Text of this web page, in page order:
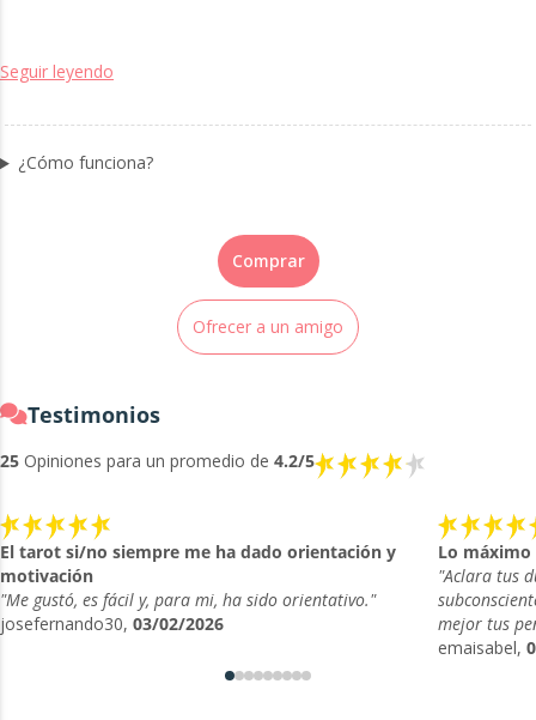
Seguir leyendo
¿Cómo funciona?
Comprar
Ofrecer a un amigo
Testimonios
25 Opiniones para un promedio de 4.2/5
El tarot si/no siempre me ha dado orientación y
motivación
"Me gustó, es fácil y, para mi, ha sido orientativo."
josefernando30, 03/02/2026
Lo máximo
"Aclara tus
mejor tus
emaisabel,